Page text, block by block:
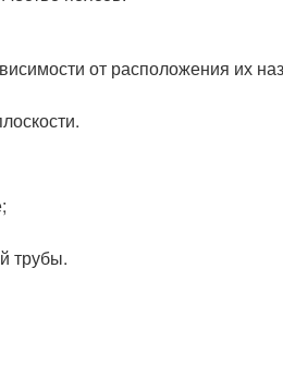
от расположения их
трубы.